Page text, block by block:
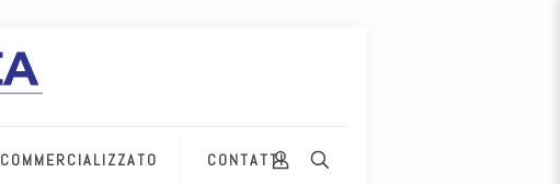
COMMERCIALIZZATO CONTATTI